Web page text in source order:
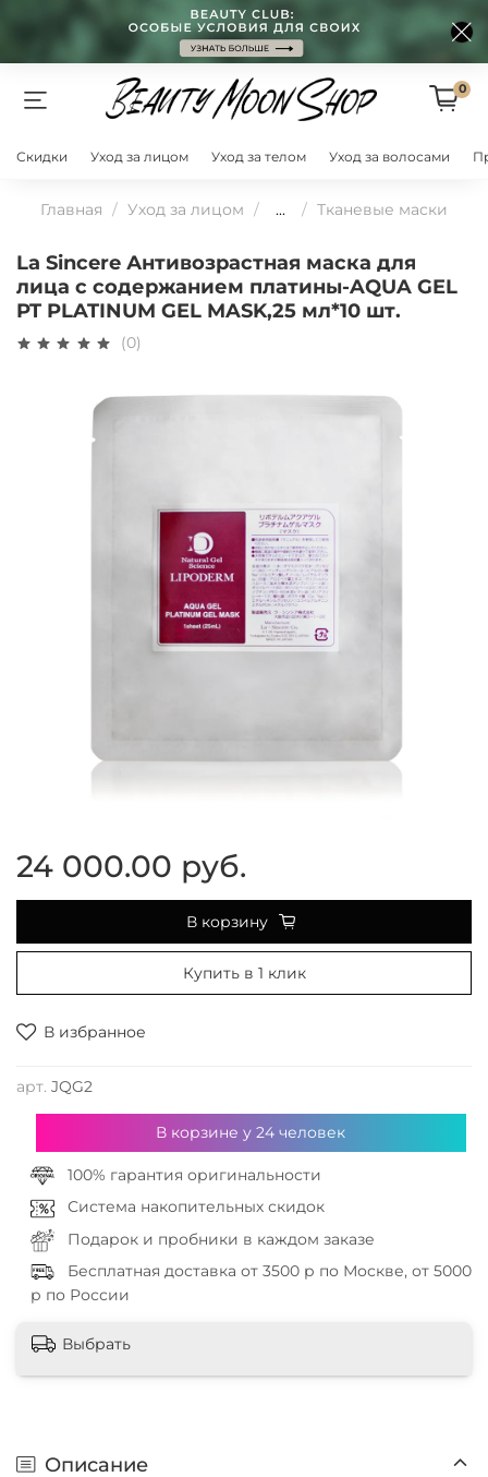
0
Скидки Уход за лицом Уход за телом Уход за волосами
Главная Уход за лицом ... Тканевые маски
La Sincere Антивозрастная маска для
лица с содержанием платины-AQUA GEL
PT PLATINUM GEL MASK,25 мл*10 шт.
(0)
В избранное
арт. JQG2
24 000.00 руб.
В корзину
Купить в 1 клик
В корзине у24 человек
100% гарантия оригинальности
Система накопительных скидок
Подарок и пробники в каждом заказе
Бесплатная доставка от 3500 р по Москве, от 5000
р по России
Выбрать
Описание